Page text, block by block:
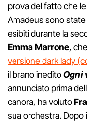
prova del fatto che
Amadeus sono
esibiti durante la
Emma Marrone,
versione dark lady
il brano ineditoOgni
annunciato prima
canora, ha voluto
sua orchestra. Dopo